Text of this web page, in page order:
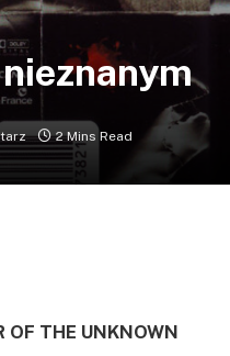
2 Mins Read
OF THE UNKNOWN